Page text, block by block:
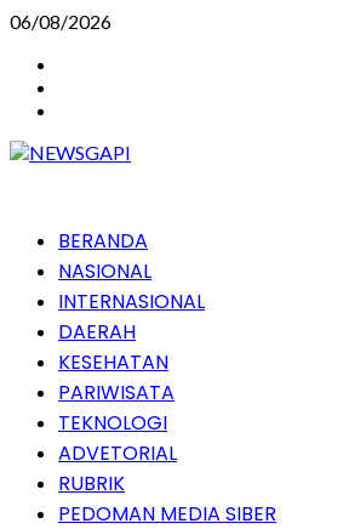
Skip
content
06/08/2026
PrimaryBERANDA
NASIONAL
INTERNASIONAL
DAERAH
KESEHATAN
PARIWISATA
TEKNOLOGI
ADVETORIAL
RUBRIK
PEDOMAN MEDIA SIBER